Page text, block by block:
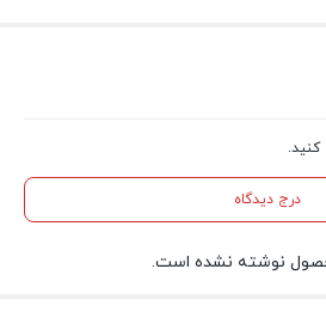
کنید.
درج دیدگاه
نوشته نشده است.